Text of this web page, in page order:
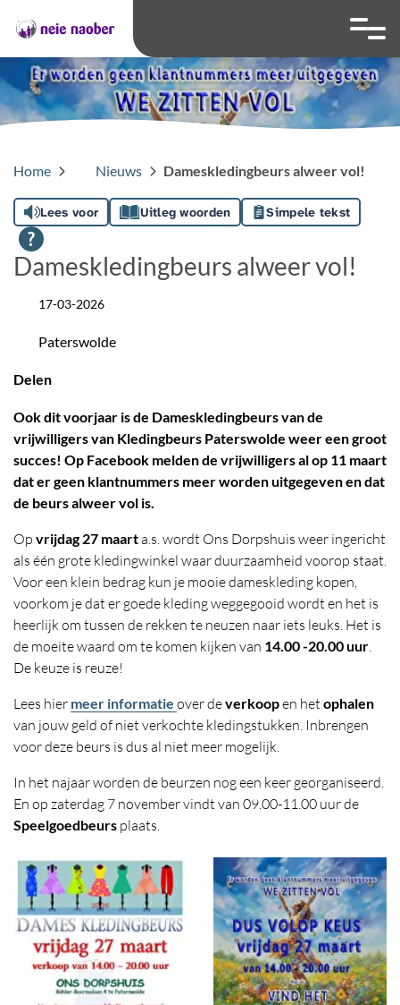
Hoog contrast
Ga naar
Home Nieuws Dameskledingbeurs alweer vol!
Lees voor Uitleg woorden Simpele tekst
Dameskledingbeurs alweer vol!
Datum
17-03-2026
LocatiePaterswolde
Delen
Ook dit voorjaar is de Dameskledingbeurs van de
vrijwilligers van Kledingbeurs Paterswolde weer een groot
succes! Op Facebook melden de vrijwilligers al op 11 maart
dat er geen klantnummers meer worden uitgegeven en dat
de beurs alweer vol is.
Op vrijdag 27 maarta.s. wordt Ons Dorpshuis weer ingericht
als één grote kledingwinkel waar duurzaamheid voorop staat.
Voor een klein bedrag kun je mooie dameskleding kopen,
voorkom je dat er goede kleding weggegooid wordt en het is
heerlijk om tussen de rekken te neuzen naar iets leuks. Het is
de moeite waard om te komen kijken van 14.00 -20.00 uur
De keuze is reuze!
Lees hier meer informatie over deverkoopen het ophalen
van jouw geld of niet verkochte kledingstukken. Inbrengen
voor deze beurs is dus al niet meer mogelijk.
In het najaar worden de beurzen nog een keer georganiseerd.
En op zaterdag 7 november vindt van 09.00-11.00 uur de
Speelgoedbeurs plaats.
Foto
album
overslaan